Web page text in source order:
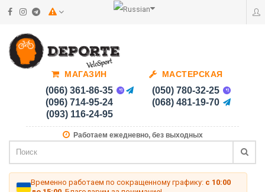
МАГАЗИН
(066) 361-86-35
(096) 714-95-24
(093) 116-24-95
МАСТЕРСКАЯ
(050) 780-32-25
(068) 481-19-70
Работаем ежедневно, без выходных
Временно работаем по сокращенному графику: с 10:00